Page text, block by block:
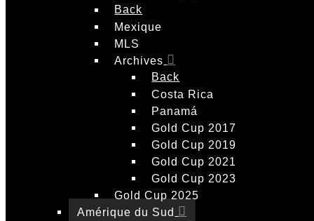
Back
Mexique
MLS
Archives
Back
Costa Rica
Panamá
Gold Cup 2017
Gold Cup 2019
Gold Cup 2021
Gold Cup 2023
Gold Cup 2025
Amérique du Sud